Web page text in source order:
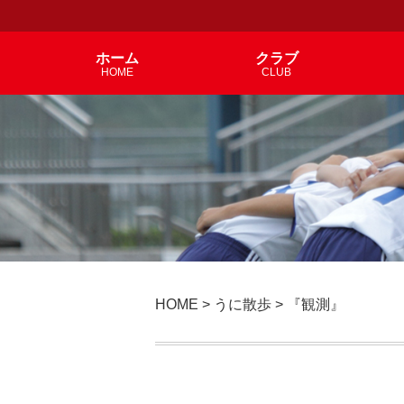
ホーム
HOME
クラブ
CLUB
HOME > うに散歩 > 『観測』